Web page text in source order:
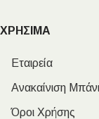
ΧΡΗΣΙΜΑ
Εταιρεία
Ανακαίνιση
Όροι Χρήσης